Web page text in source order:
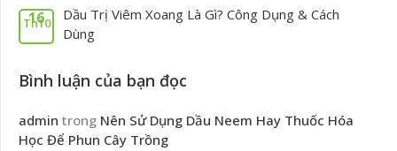
16
Th10
Dầu Trị Viêm Xoang Là Gì? Công Dụng & Cách
Dùng
Bình luận của bạn đọc
admin trong Nên Sử Dụng Dầu Neem Hay Thuốc Hóa
Học Để Phun Cây Trồng